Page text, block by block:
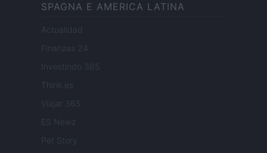
SPAGNA E AMERICA LATINA
Actualidad
Finanzas 24
Investindo 365
Think.es
Viajar 365
ES Newz
Pet Story